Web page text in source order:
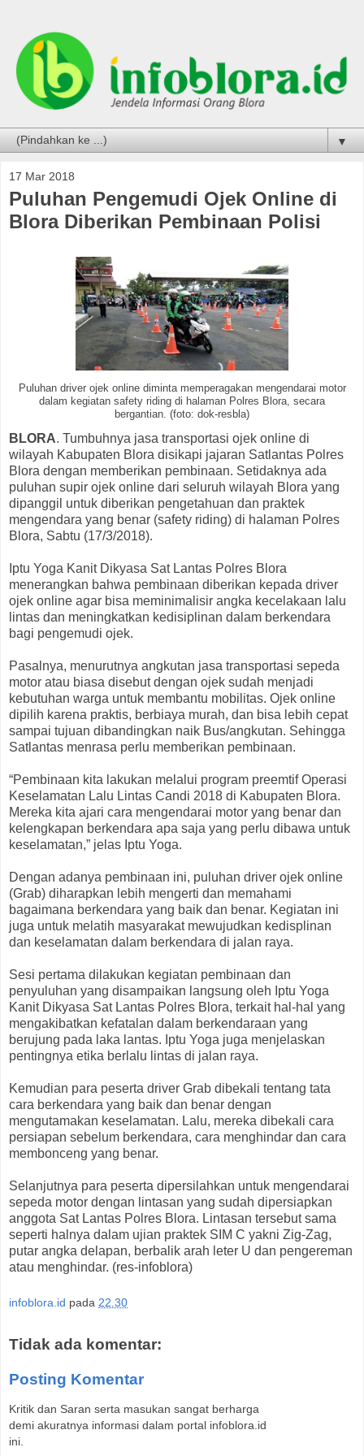
▼
17 Mar 2018
Puluhan Pengemudi Ojek Online di
Blora Diberikan Pembinaan Polisi
Puluhan driver ojek online diminta memperagakan mengendarai motor
dalam kegiatan safety riding di halaman Polres Blora, secara
bergantian. (foto: dok-resbla)
BLORA. Tumbuhnya jasa transportasi ojek online di
wilayah Kabupaten Blora disikapi jajaran Satlantas Polres
Blora dengan memberikan pembinaan. Setidaknya ada
puluhan supir ojek online dari seluruh wilayah Blora yang
dipanggil untuk diberikan pengetahuan dan praktek
mengendara yang benar (safety riding) di halaman Polres
Blora, Sabtu (17/3/2018).
Iptu Yoga Kanit Dikyasa Sat Lantas Polres Blora
menerangkan bahwa pembinaan diberikan kepada driver
ojek online agar bisa meminimalisir angka kecelakaan lalu
lintas dan meningkatkan kedisiplinan dalam berkendara
bagi pengemudi ojek.
Pasalnya, menurutnya angkutan jasa transportasi sepeda
motor atau biasa disebut dengan ojek sudah menjadi
kebutuhan warga untuk membantu mobilitas. Ojek online
dipilih karena praktis, berbiaya murah, dan bisa lebih cepat
sampai tujuan dibandingkan naik Bus/angkutan. Sehingga
Satlantas menrasa perlu memberikan pembinaan.
“Pembinaan kita lakukan melalui program preemtif Operasi
Keselamatan Lalu Lintas Candi 2018 di Kabupaten Blora.
Mereka kita ajari cara mengendarai motor yang benar dan
kelengkapan berkendara apa saja yang perlu dibawa untuk
keselamatan,” jelas Iptu Yoga.
Dengan adanya pembinaan ini, puluhan driver ojek online
(Grab) diharapkan lebih mengerti dan memahami
bagaimana berkendara yang baik dan benar. Kegiatan ini
juga untuk melatih masyarakat mewujudkan kedisplinan
dan keselamatan dalam berkendara di jalan raya.
Sesi pertama dilakukan kegiatan pembinaan dan
penyuluhan yang disampaikan langsung oleh Iptu Yoga
Kanit Dikyasa Sat Lantas Polres Blora, terkait hal-hal yang
mengakibatkan kefatalan dalam berkendaraan yang
berujung pada laka lantas. Iptu Yoga juga menjelaskan
pentingnya etika berlalu lintas di jalan raya.
Kemudian para peserta driver Grab dibekali tentang tata
cara berkendara yang baik dan benar dengan
mengutamakan keselamatan. Lalu, mereka dibekali cara
persiapan sebelum berkendara, cara menghindar dan cara
membonceng yang benar.
Selanjutnya para peserta dipersilahkan untuk mengendarai
sepeda motor dengan lintasan yang sudah dipersiapkan
anggota Sat Lantas Polres Blora. Lintasan tersebut sama
seperti halnya dalam ujian praktek SIM C yakni Zig-Zag,
putar angka delapan, berbalik arah leter U dan pengereman
atau menghindar. (res-infoblora)
infoblora.id pada 22.30
Tidak ada komentar:
Posting Komentar
Kritik dan Saran serta masukan sangat berharga
demi akuratnya informasi dalam portal infoblora.id
ini.